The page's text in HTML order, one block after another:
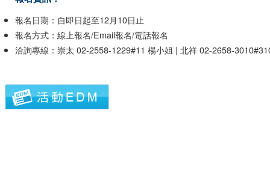
報名日期：自即日起至12月10日止
報名方式：線上報名/Email報名/電話報名
洽詢專線：崇太 02-2558-1229#11 楊小姐 | 北祥 02-2658-